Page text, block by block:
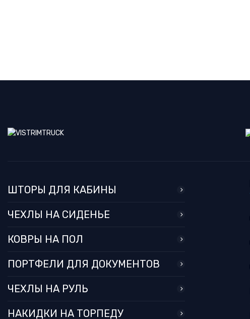
ШТОРЫ ДЛЯ КАБИНЫ
ЧЕХЛЫ НА СИДЕНЬЕ
КОВРЫ НА ПОЛ
ПОРТФЕЛИ ДЛЯ ДОКУМЕНТОВ
ЧЕХЛЫ НА РУЛЬ
НАКИДКИ НА ТОРПЕДУ